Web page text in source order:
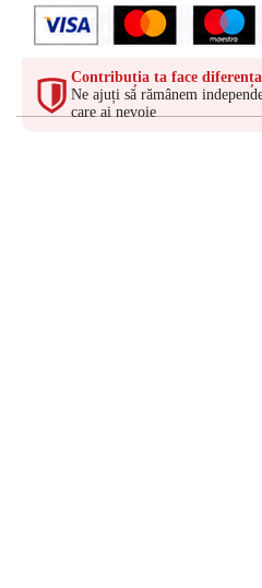
Contribuția ta face diferența
Ne ajuți să rămânem
care ai nevoie